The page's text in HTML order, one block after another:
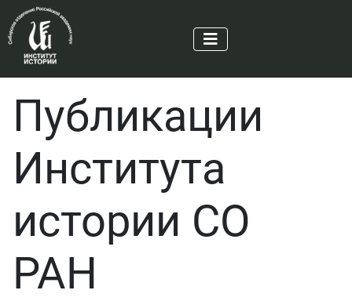
Публикации
Института
истории СО
РАН